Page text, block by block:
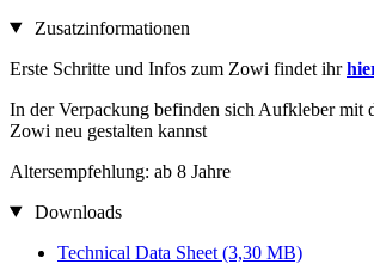
Zusatzinformationen
Erste Schritte und Infos zum Zowi findet ihr
In der Verpackung befinden sich Aufkleber mit
Zowi neu gestalten kannst
Altersempfehlung: ab 8 Jahre
Downloads
Technical Data Sheet (3,30 MB)